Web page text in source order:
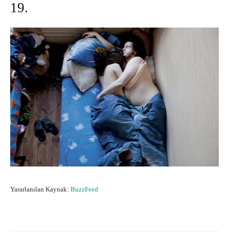
19.
Yararlanılan Kaynak: BuzzFeed